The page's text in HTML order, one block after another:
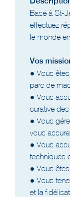
Basé à St-
effectuez
le monde
Vos
● Vous
parc de
● Vous
curative
● Vous
vous
● Vous
techniques
● Vous êtes
● Vous
et la